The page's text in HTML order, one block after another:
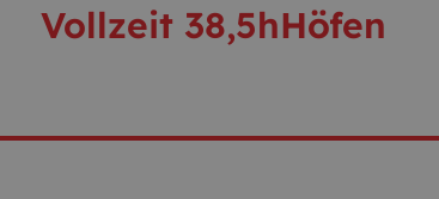
Vollzeit 38,5hHöfen